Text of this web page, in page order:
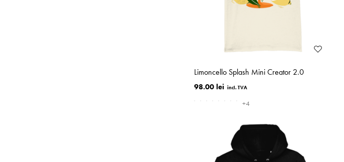
Limoncello Splash Mini Creator 2.0
98.00 lei
+4